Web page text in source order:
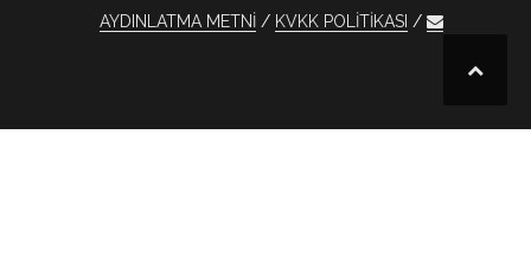
AYDINLATMA METNİ KVKK POLİTİKASI